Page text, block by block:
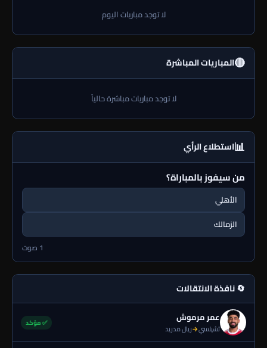
لا توجد مباريات اليوم
🔴المباريات المباشرة
لا توجد مباريات مباشرة حالياً
📊استطلاع الرأي
من سيفوز بالمباراة؟
الأهلي
الزمالك
1 صوت
🔄 نافذة الانتقالات
عمر مرموش
تشيلسي→ريال مدريد
✅ مؤكد